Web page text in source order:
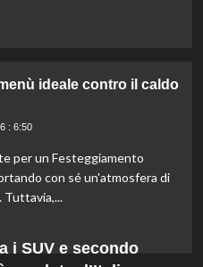
ideale contro il caldo
: 6:50
per un Festeggiamento
con sé un'atmosfera di
Tuttavia,...
i SUV e secondo